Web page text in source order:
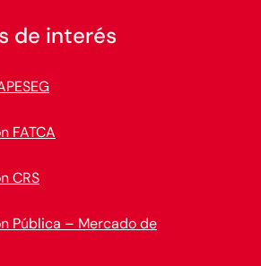
de interés
FATCA
CRS
Pública – Mercado de